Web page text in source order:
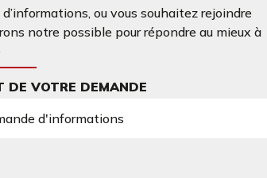
ou vous souhaitez rejoindre
notre possible pour répondre au mieux à
DE VOTRE DEMANDE